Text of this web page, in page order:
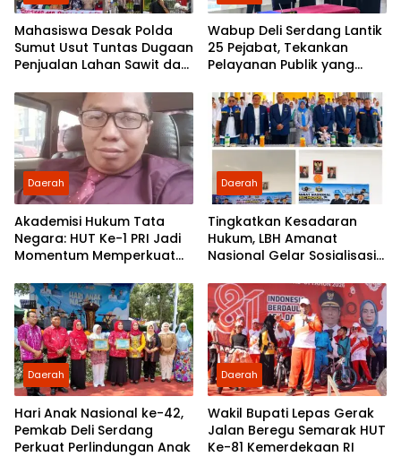
Mahasiswa Desak Polda
Sumut Usut Tuntas Dugaan
Penjualan Lahan Sawit dan
Partai Demokrat Sumut
Wabup Deli Serdang Lantik
25 Pejabat, Tekankan
Pelayanan Publik yang
Daerah
Akademisi Hukum Tata
Negara: HUT Ke-1 PRI Jadi
Momentum Memperkuat
Pengabdian kepada
Rakyat
Daerah
Tingkatkan Kesadaran
Hukum, LBH Amanat
Nasional Gelar Sosialisasi
Morawa
Daerah
Hari Anak Nasional ke-42,
Pemkab Deli Serdang
Perkuat Perlindungan Anak
Daerah
Wakil Bupati Lepas Gerak
Jalan Beregu Semarak HUT
Ke-81 Kemerdekaan RI